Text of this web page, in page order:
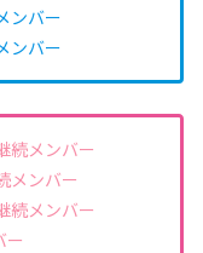
ンバー
ンバー
続メンバー
メンバー
続メンバー
ー